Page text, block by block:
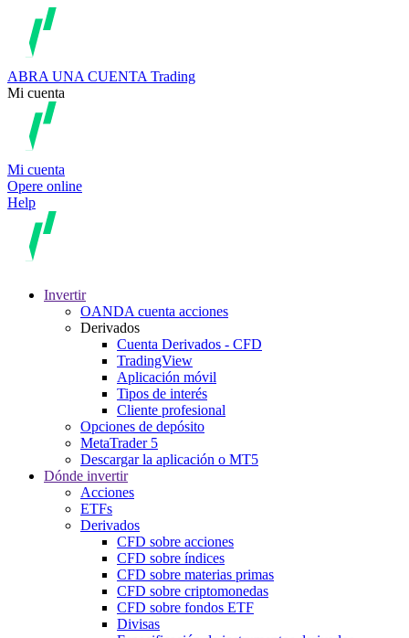
ABRA UNA CUENTA Trading
Mi cuenta
Mi cuenta
Opere online
Help
Invertir
OANDA cuenta acciones
Derivados
Cuenta Derivados - CFD
TradingView
Aplicación móvil
Tipos de interés
Cliente profesional
Opciones de depósito
MetaTrader 5
Descargar la aplicación o MT5
Dónde invertir
Acciones
ETFs
Derivados
CFD sobre acciones
CFD sobre índices
CFD sobre materias primas
CFD sobre criptomonedas
CFD sobre fondos ETF
Divisas